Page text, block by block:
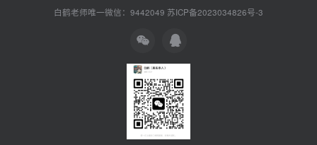
白鹤老师唯一微信：9442049 苏ICP备2023034826号-3